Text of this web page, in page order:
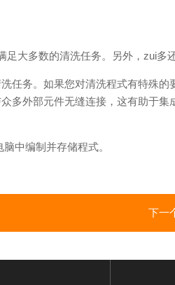
大多数的清洗任务。另外，zui多
务。如果您对清洗程式有特殊的
多外部元件无缝连接，这有助于
中编制并存储程式。
下一